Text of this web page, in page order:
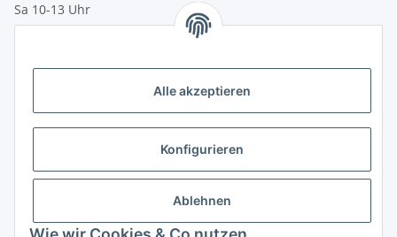
Alle akzeptieren
Konfigurieren
Ablehnen
Sa 10-13 Uhr
Vorkasse (per Bank-Überweisung)
Sofortüberweisung